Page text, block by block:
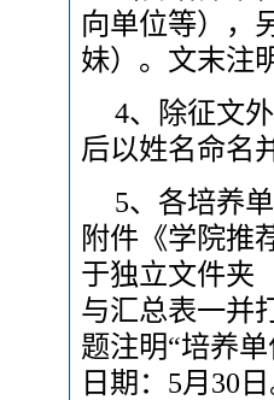
向单位等），
妹）。文末注
4、除征文
后以姓名命名
5、各培养
附件《学院推
于独立文件夹
与汇总表一并
题注明“培养
日期：5月30